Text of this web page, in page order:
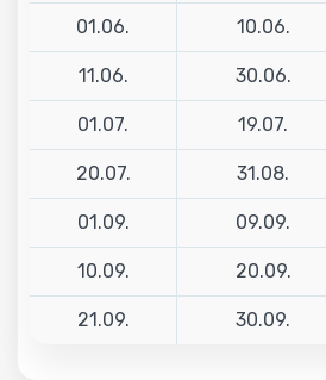
01.06. 10.06.
11.06. 30.06.
01.07. 19.07.
20.07. 31.08.
01.09. 09.09.
10.09. 20.09.
21.09. 30.09.